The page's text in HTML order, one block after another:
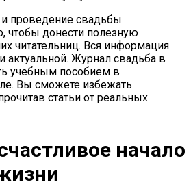
проведение свадьбы
чтобы донести полезную
читательниц. Вся информация
актуальной. Журнал свадьба в
учебным пособием в
Вы сможете избежать
статьи от реальных
начало